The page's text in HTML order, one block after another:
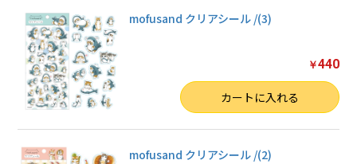
mofusand クリアシール /(3)
￥440
カートに入れる
mofusand クリアシール /(2)